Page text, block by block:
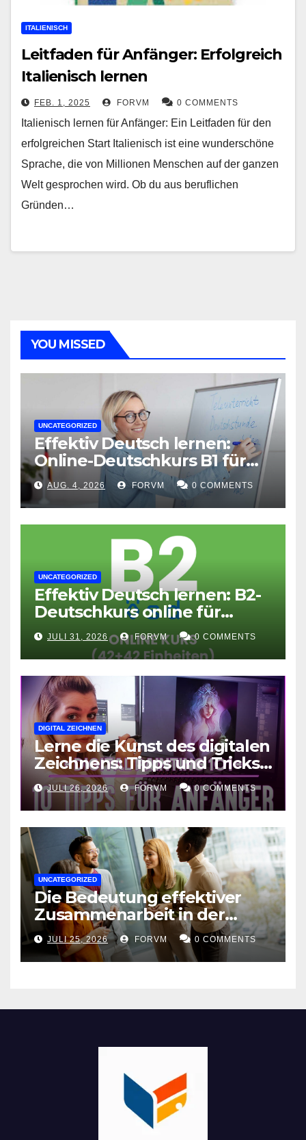
ITALIENISCH
Leitfaden für Anfänger: Erfolgreich
Italienisch lernen
FEB. 1, 2025 FORVM 0 COMMENTS
Italienisch lernen für Anfänger: Ein Leitfaden für den
erfolgreichen Start Italienisch ist eine wunderschöne
Sprache, die von Millionen Menschen auf der ganzen
Welt gesprochen wird. Ob du aus beruflichen
Gründen…
YOU MISSED
UNCATEGORIZED
Effektiv Deutsch lernen:
Online-Deutschkurs B1 für
flexible Lernerfolge
AUG. 4, 2026 FORVM 0 COMMENTS
UNCATEGORIZED
Effektiv Deutsch lernen: B2-
Deutschkurs online für
Fortgeschrittene
JULI 31, 2026 FORVM 0 COMMENTS
DIGITAL ZEICHNEN
Lerne die Kunst des digitalen
Zeichnens: Tipps und Tricks
für kreative Ausdruckskunst
JULI 26, 2026 FORVM 0 COMMENTS
UNCATEGORIZED
Die Bedeutung effektiver
Zusammenarbeit in der
Arbeitswelt
JULI 25, 2026 FORVM 0 COMMENTS